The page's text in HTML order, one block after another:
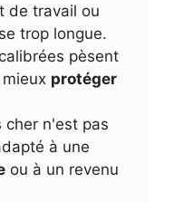
de travail ou
trop longue.
pèsent
protéger
cher n'est pas
à une
ou à un revenu